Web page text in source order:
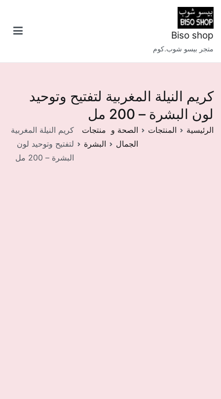
تخطى
إلى
المحتوى
Biso shop
متجر بيسو شوب.كوم
كريم النيلة المغربية لتفتيح وتوحيد
لون البشرة – 200 مل
الرئيسية المنتجات
الصحة و
الجمال
منتجات
البشرة
كريم النيلة المغربية
لتفتيح وتوحيد لون
البشرة – 200 مل